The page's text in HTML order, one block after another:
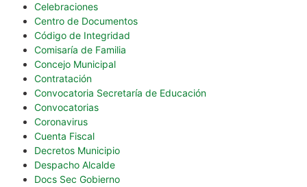
Celebraciones
Centro de Documentos
Código de Integridad
Comisaría de Familia
Concejo Municipal
Contratación
Convocatoria Secretaría de Educación
Convocatorias
Coronavirus
Cuenta Fiscal
Decretos Municipio
Despacho Alcalde
Docs Sec Gobierno